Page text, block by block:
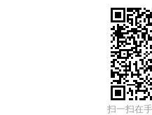
扫一扫在